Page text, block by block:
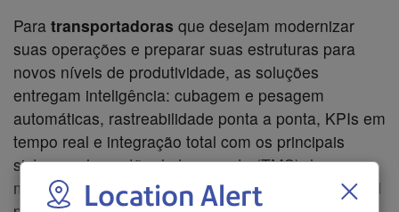
Location Alert
Para transportadoras que desejam modernizar
suas operações e preparar suas estruturas para
novos níveis de produtividade, as soluções
entregam inteligência: cubagem e pesagem
automáticas, rastreabilidade ponta a ponta, KPIs em
tempo real e integração total com os principais
sistemas de gestão de transporte (TMS) do
mercado. Na prática, a Pitney Bowes é responsável